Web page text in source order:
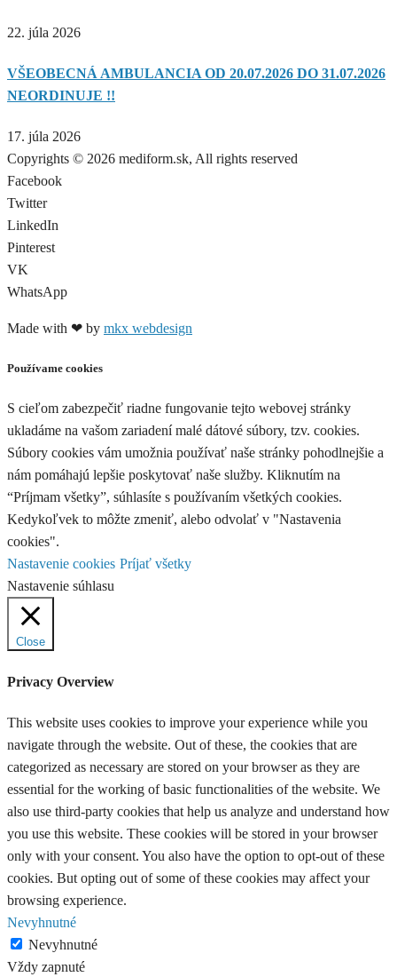
22. júla 2026
VŠEOBECNÁ AMBULANCIA OD 20.07.2026 DO 31.07.2026
NEORDINUJE !!
17. júla 2026
Copyrights © 2026 mediform.sk, All rights reserved​
Facebook
Twitter
LinkedIn
Pinterest
VK
WhatsApp
Made with ❤ by mkx webdesign
Používame cookies
S cieľom zabezpečiť riadne fungovanie tejto webovej stránky
ukladáme na vašom zariadení malé dátové súbory, tzv. cookies.
Súbory cookies vám umožnia používať naše stránky pohodlnejšie a
nám pomáhajú lepšie poskytovať naše služby. Kliknutím na
“Príjmam všetky”, súhlasíte s používaním všetkých cookies.
Kedykoľvek to môžte zmeniť, alebo odvolať v "Nastavenia
cookies".
Nastavenie cookies Príjať všetky
Nastavenie súhlasu
Close
Privacy Overview
This website uses cookies to improve your experience while you
navigate through the website. Out of these, the cookies that are
categorized as necessary are stored on your browser as they are
essential for the working of basic functionalities of the website. We
also use third-party cookies that help us analyze and understand how
you use this website. These cookies will be stored in your browser
only with your consent. You also have the option to opt-out of these
cookies. But opting out of some of these cookies may affect your
browsing experience.
Nevyhnutné
Nevyhnutné
Vždy zapnuté